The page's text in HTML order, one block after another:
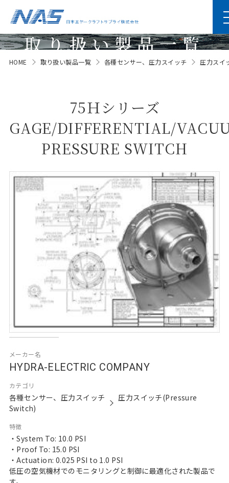
取り扱い製品一覧
Products
HOME 取り扱い製品一覧 各種センサー、圧力スイッチ 圧力スイ
75Ｈシリーズ
GAGE/DIFFERENTIAL/
PRESSURE SWITCH
メーカー名
HYDRA-ELECTRIC COMPANY
カテゴリ
各種センサー、圧力スイッチ
圧力スイッチ(Pressure
Switch)
特徴
・System To: 10.0 PSI
・Proof To: 15.0 PSI
・Actuation: 0.025 PSI to 1.0 PSI
低圧の空気機材でのモニタリングと制御に最適化された製品で